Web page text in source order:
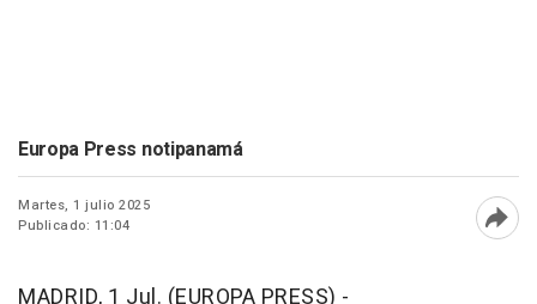
Europa Press notipanamá
Martes, 1 julio 2025
Publicado: 11:04
MADRID, 1 Jul. (EUROPA PRESS) -